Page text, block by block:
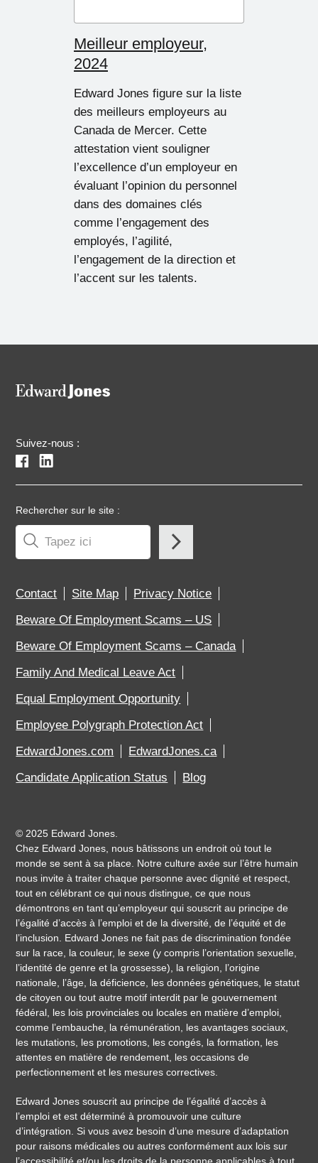
Meilleur employeur,
2024
Edward Jones figure sur la liste
des meilleurs employeurs au
Canada de Mercer. Cette
attestation vient souligner
l’excellence d’un employeur en
évaluant l’opinion du personnel
dans des domaines clés
comme l’engagement des
employés, l’agilité,
l’engagement de la direction et
l’accent sur les talents.
Suivez-nous :
Rechercher sur le site :
Contact Site Map
Privacy Notice
Beware Of Employment Scams – US
Beware Of Employment Scams – Canada
Family And Medical Leave Act
Equal Employment Opportunity
Employee Polygraph Protection Act
EdwardJones.com
EdwardJones.ca
Candidate Application Status
Blog
© 2025 Edward Jones.
Chez Edward Jones, nous bâtissons un endroit où tout le
monde se sent à sa place. Notre culture axée sur l’être humain
nous invite à traiter chaque personne avec dignité et respect,
tout en célébrant ce qui nous distingue, ce que nous
démontrons en tant qu’employeur qui souscrit au principe de
l’égalité d’accès à l’emploi et de la diversité, de l’équité et de
l’inclusion. Edward Jones ne fait pas de discrimination fondée
sur la race, la couleur, le sexe (y compris l’orientation sexuelle,
l’identité de genre et la grossesse), la religion, l’origine
nationale, l’âge, la déficience, les données génétiques, le statut
de citoyen ou tout autre motif interdit par le gouvernement
fédéral, les lois provinciales ou locales en matière d’emploi,
comme l’embauche, la rémunération, les avantages sociaux,
les mutations, les promotions, les congés, la formation, les
attentes en matière de rendement, les occasions de
perfectionnement et les mesures correctives.
Edward Jones souscrit au principe de l’égalité d’accès à
l’emploi et est déterminé à promouvoir une culture
d’intégration. Si vous avez besoin d’une mesure d’adaptation
pour raisons médicales ou autres conformément aux lois sur